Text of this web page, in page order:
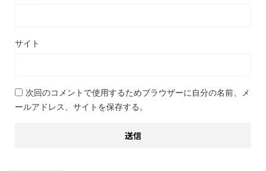
サイト
次回のコメントで使用するためブラウザーに自分の名前、メ
ールアドレス、サイトを保存する。